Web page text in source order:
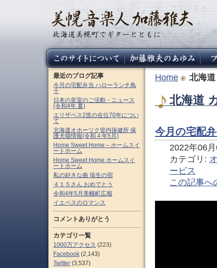
Home 北海道
北海道
今月の宅配
2022年06
カテゴリ:
ービス
この記事へ
最近のブログ記事
今月の宅配弁当 ハローランチ鳥
十
日本の皇室のご活動・ニュース
(令和4年 夏)
エリザベス2世の在位70年につい
て
北海道オホーツク管内保健所 保
護犬猫情報(令和４年5月)
Home Sweet Home – ホームスイ
ートホーム
Home Sweet Home ホームスイ
ートホーム
私の好きな曲 埴生の宿
４１５さん おめでとう
令和4年5月美幌町広報
イエペスのロマンス
コメントありがとう
カテゴリ一覧
1000万アクセス (223)
Facebook (2,143)
Twitter (3,537)